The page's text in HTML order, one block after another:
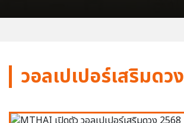
วอลเปเปอร์เสริมดวง